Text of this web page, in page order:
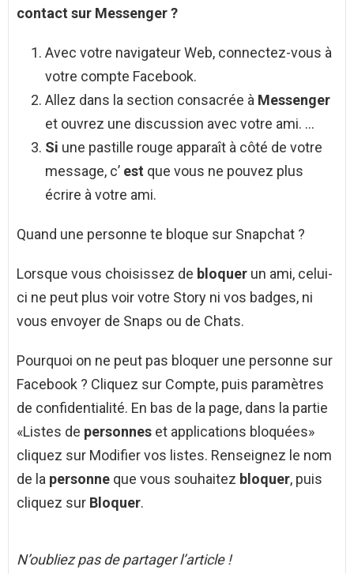
contact sur Messenger?
Avec votre navigateur Web, connectez-vous à
votre compte Facebook.
Allez dans la section consacrée à Messenger
et ouvrez une discussion avec votre ami. …
Si une pastille rouge apparaît à côté de votre
message, c’ est que vous ne pouvez plus
écrire à votre ami.
Quand une personne te bloque sur Snapchat ?
Lorsque vous choisissez de bloquer un ami, celui-
ci ne peut plus voir votre Story ni vos badges, ni
vous envoyer de Snaps ou de Chats.
Pourquoi on ne peut pas bloquer une personne sur
Facebook ? Cliquez sur Compte, puis paramètres
de confidentialité. En bas de la page, dans la partie
«Listes de personnes et applications bloquées»
cliquez sur Modifier vos listes. Renseignez le nom
de la personne que vous souhaitez bloquer, puis
cliquez sur Bloquer.
N’oubliez pas de partager l’article !